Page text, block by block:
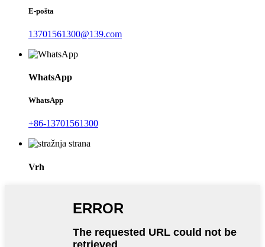
E-pošta
13701561300@139.com
WhatsApp
WhatsApp
+86-13701561300
Vrh